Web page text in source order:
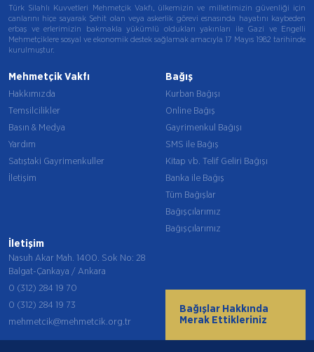
Türk Silahlı Kuvvetleri Mehmetçik Vakfı, ülkemizin ve milletimizin güvenliği için
canlarını hiçe sayarak Şehit olan veya askerlik görevi esnasında hayatını kaybeden
erbaş ve erlerimizin bakmakla yükümlü oldukları yakınları ile Gazi ve Engelli
Mehmetçiklere sosyal ve ekonomik destek sağlamak amacıyla 17 Mayıs 1982 tarihinde
kurulmuştur.
Mehmetçik Vakfı
Hakkımızda
Temsilcilikler
Basın & Medya
Yardım
Satıştaki Gayrimenkuller
İletişim
Bağış
Kurban Bağışı
Online Bağış
Gayrimenkul Bağışı
SMS ile Bağış
Kitap vb. Telif Geliri Bağışı
Banka ile Bağış
Tüm Bağışlar
Bağışçılarımız
Bağışçılarımız
İletişim
Nasuh Akar Mah. 1400. Sok No: 28
Balgat-Çankaya / Ankara
0 (312) 284 19 70
0 (312) 284 19 73
mehmetcik@mehmetcik.org.tr
Bağışlar Hakkında
Merak Ettikleriniz